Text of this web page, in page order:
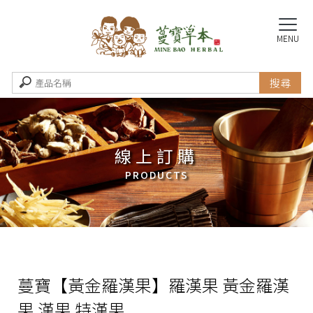
線上訂購
蔓寶【黃金羅漢果】羅漢果 黃金羅漢